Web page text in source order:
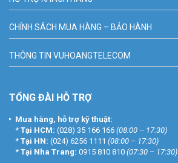
CHÍNH SÁCH MUA HÀNG – BẢO HÀNH
THÔNG TIN VUHOANGTELECOM
TỔNG ĐÀI HỖ TRỢ
Mua hàng, hỗ trợ kỹ thuật:
* Tại HCM: (028) 35 166 166 (08:00 – 17:30)
* Tại HN: (024) 6256 1111 (08:00 – 17:30)
* Tại Nha Trang: 0915 810 810 (07:30 – 17:30)